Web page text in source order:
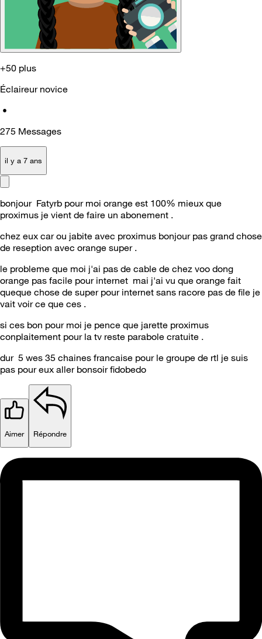
+50 plus
Éclaireur novice
•
275 Messages
il y a 7 ans
bonjour Fatyrb pour moi orange est 100% mieux que
proximus je vient de faire un abonement .
chez eux car ou jabite avec proximus bonjour pas grand chose
de reseption avec orange super .
le probleme que moi j'ai pas de cable de chez voo dong
orange pas facile pour internet mai j'ai vu que orange fait
queque chose de super pour internet sans racore pas de file je
vait voir ce que ces .
si ces bon pour moi je pence que jarette proximus
conplaitement pour la tv reste parabole cratuite .
dur 5 wes 35 chaines francaise pour le groupe de rtl je suis
pas pour eux aller bonsoir fidobedo
Aimer Répondre